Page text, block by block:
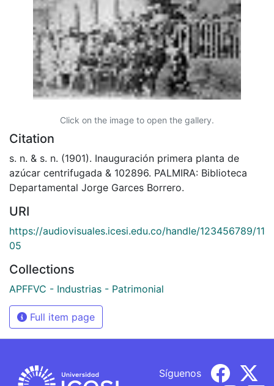
Click on the image to open the gallery.
Citation
s. n. & s. n. (1901). Inauguración primera planta de
azúcar centrifugada & 102896. PALMIRA: Biblioteca
Departamental Jorge Garces Borrero.
URI
https://audiovisuales.icesi.edu.co/handle/123456789/11
05
Collections
APFFVC - Industrias - Patrimonial
Full item page
Síguenos